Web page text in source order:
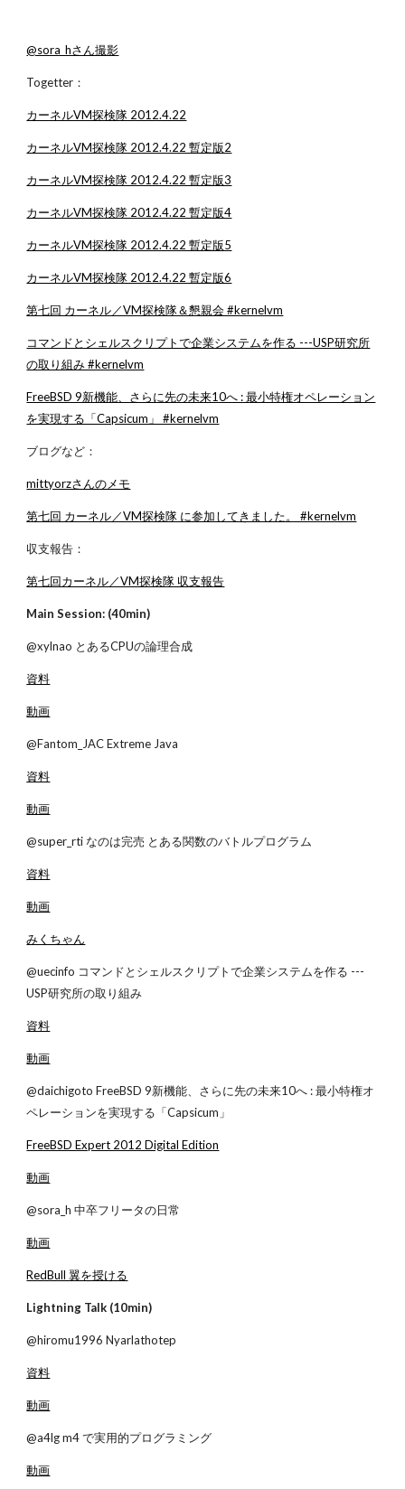
@sora_hさん撮影
Togetter：
カーネルVM探検隊 2012.4.22
カーネルVM探検隊 2012.4.22 暫定版2
カーネルVM探検隊 2012.4.22 暫定版3
カーネルVM探検隊 2012.4.22 暫定版4
カーネルVM探検隊 2012.4.22 暫定版5
カーネルVM探検隊 2012.4.22 暫定版6
第七回 カーネル／VM探検隊＆懇親会 #kernelvm
コマンドとシェルスクリプトで企業システムを作る ---USP研究所
の取り組み #kernelvm
FreeBSD 9新機能、さらに先の未来10へ : 最小特権オペレーション
を実現する「Capsicum」 #kernelvm
ブログなど：
mittyorzさんのメモ
第七回 カーネル／VM探検隊 に参加してきました。 #kernelvm
収支報告：
第七回カーネル／VM探検隊 収支報告
Main Session: (40min)
@xylnao とあるCPUの論理合成
資料
動画
@Fantom_JAC Extreme Java
資料
動画
@super_rti なのは完売 とある関数のバトルプログラム
資料
動画
みくちゃん
@uecinfo コマンドとシェルスクリプトで企業システムを作る ---
USP研究所の取り組み
資料
動画
@daichigoto FreeBSD 9新機能、さらに先の未来10へ : 最小特権オ
ペレーションを実現する「Capsicum」
FreeBSD Expert 2012 Digital Edition
動画
@sora_h 中卒フリータの日常
動画
RedBull 翼を授ける
Lightning Talk (10min)
@hiromu1996 Nyarlathotep
資料
動画
@a4lg m4 で実用的プログラミング
動画